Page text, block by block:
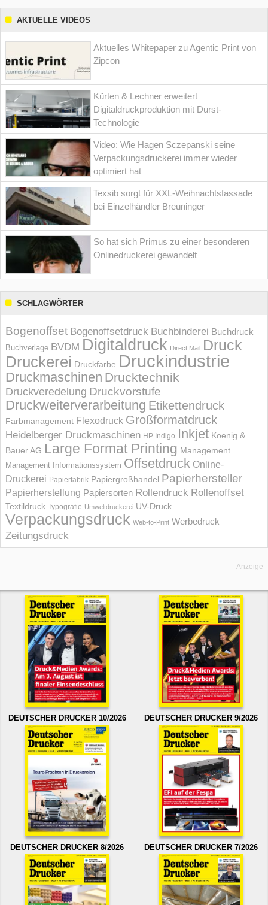
AKTUELLE VIDEOS
Aktuelles Whitepaper zu Agentic Print von
Zipcon
Kürten & Lechner erweitert
Digitaldruckproduktion mit Durst-
Technologie
Video: Wie Hagen Sczepanski seine
Verpackungsdruckerei immer wieder
optimiert hat
Texsib sorgt für XXL-Weihnachtsfassade
bei Einzelhändler Breuninger
So hat sich Primus zu einer besonderen
Onlinedruckerei gewandelt
SCHLAGWÖRTER
Bogenoffset Bogenoffsetdruck Buchbinderei Buchdruck
Buchverlage BVDM Digitaldruck Direct Mail Druck
Druckerei Druckfarbe Druckindustrie
Druckmaschinen Drucktechnik
Druckveredelung Druckvorstufe
Druckweiterverarbeitung Etikettendruck
Farbmanagement Flexodruck Großformatdruck
Heidelberger Druckmaschinen HP Indigo Inkjet Koenig &
Bauer AG Large Format Printing Management
Management Informations­system Offsetdruck Online-
Druckerei Papierfabrik Papiergroßhandel Papierhersteller
Papierherstellung Papiersorten Rollendruck Rollenoffset
Textildruck Typografie Umweltdruckerei UV-Druck
Verpackungsdruck Web-to-Print Werbedruck
Zeitungsdruck
Anzeige
DEUTSCHER DRUCKER 10/2026 DEUTSCHER DRUCKER 9/2026
DEUTSCHER DRUCKER 8/2026 DEUTSCHER DRUCKER 7/2026